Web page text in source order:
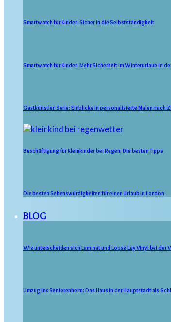
Smartwatch für Kinder: Sicher in die Selbstständigkeit
Smartwatch für Kinder: Mehr Sicherheit im Winterurlaub in
Gastkünstler-Serie: Einblicke in personalisierte Malen-nach-
Beschäftigung für Kleinkinder bei Regen: Die besten Tipps
Die besten Sehenswürdigkeiten für einen Urlaub in London
BLOG
Wie unterscheiden sich Laminat und Loose Lay Vinyl bei der
Umzug ins Seniorenheim: Das Haus in der Hauptstadt als